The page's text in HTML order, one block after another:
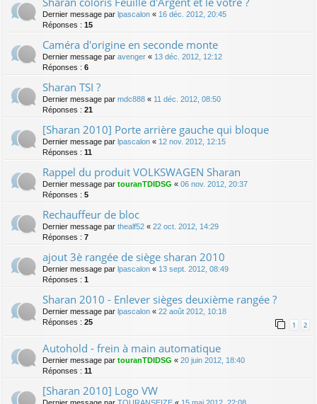
Dernier message par lpascalon « 16 déc. 2012, 20:45
Réponses : 15
Caméra d'origine en seconde monte
Dernier message par avenger « 13 déc. 2012, 12:12
Réponses : 6
Sharan TSI ?
Dernier message par mdc888 « 11 déc. 2012, 08:50
Réponses : 21
[Sharan 2010] Porte arrière gauche qui bloque
Dernier message par lpascalon « 12 nov. 2012, 12:15
Réponses : 11
Rappel du produit VOLKSWAGEN Sharan
Dernier message par touranTDIDSG « 06 nov. 2012, 20:37
Réponses : 5
Rechauffeur de bloc
Dernier message par thealf52 « 22 oct. 2012, 14:29
Réponses : 7
ajout 3è rangée de siège sharan 2010
Dernier message par lpascalon « 13 sept. 2012, 08:49
Réponses : 1
Sharan 2010 - Enlever sièges deuxième rangée ?
Dernier message par lpascalon « 22 août 2012, 10:18
Réponses : 25 1 2
Autohold - frein à main automatique
Dernier message par touranTDIDSG « 20 juin 2012, 18:40
Réponses : 11
[Sharan 2010] Logo VW